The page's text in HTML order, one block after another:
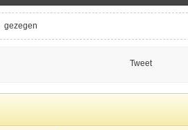
gezegen
Tweet